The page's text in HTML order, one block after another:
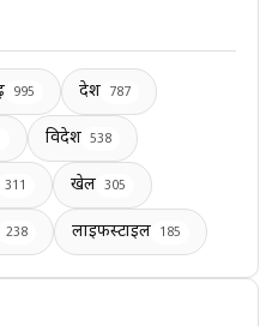
995 देश 787
विदेश 538
311 खेल 305
238 लाइफस्टाइल 185